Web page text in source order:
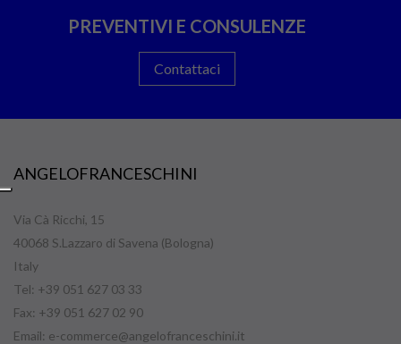
PREVENTIVI E CONSULENZE
Contattaci
ANGELOFRANCESCHINI
Via Cà Ricchi, 15
40068 S.Lazzaro di Savena (Bologna)
Italy
Tel: +39 051 627 03 33
Fax: +39 051 627 02 90
Email: e-commerce@angelofranceschini.it